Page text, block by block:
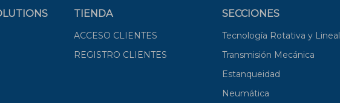
TIENDA
ACCESO CLIENTES
REGISTRO CLIENTES
SECCIONES
Tecnología Rotativa y Lineal
Transmisión Mecánica
Estanqueidad
Neumática